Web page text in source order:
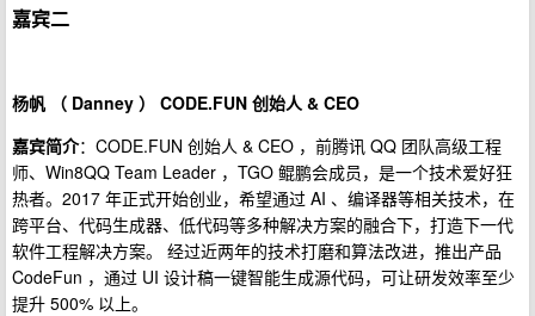
嘉宾二
杨帆 （ Danney ） CODE.FUN 创始人 & CEO
嘉宾简介：CODE.FUN 创始人 & CEO ，前腾讯 QQ 团队高级工程
师、Win8QQ Team Leader ，TGO 鲲鹏会成员，是一个技术爱好狂
热者。2017 年正式开始创业，希望通过 AI 、编译器等相关技术，在
跨平台、代码生成器、低代码等多种解决方案的融合下，打造下一代
软件工程解决方案。 经过近两年的技术打磨和算法改进，推出产品
CodeFun ，通过 UI 设计稿一键智能生成源代码，可让研发效率至少
提升 500% 以上。